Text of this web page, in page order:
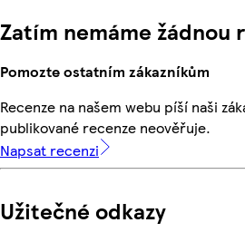
Zatím nemáme žádnou
Pomozte ostatním zákazníkům
Recenze na našem webu píší naši
publikované recenze neověřuje.
Napsat recenzi
Užitečné odkazy